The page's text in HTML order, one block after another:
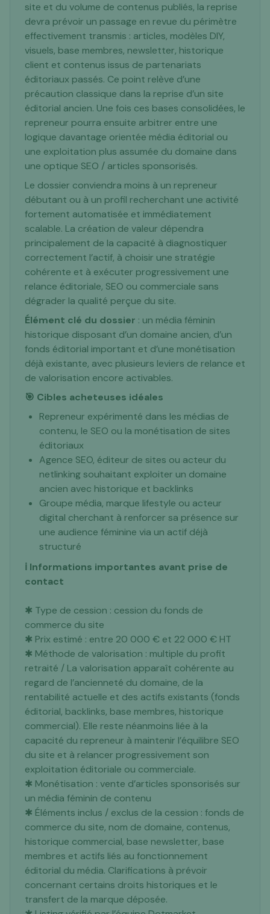
site et du volume de contenus publiés, la reprise
devra prévoir un passage en revue du périmètre
effectivement transmis : articles, modèles DIY,
visuels, base membres, newsletter, historique
client et contenus issus de partenariats
éditoriaux passés. Ce point relève d’une
précaution classique dans la reprise d’un site
éditorial ancien. Une fois ces bases consolidées, le
repreneur pourra ensuite arbitrer entre une
logique davantage orientée média éditorial ou
une exploitation plus assumée du domaine dans
une optique SEO / articles sponsorisés.
Le dossier conviendra moins à un repreneur
débutant ou à un profil recherchant une activité
fortement automatisée et immédiatement
scalable. La création de valeur dépendra
principalement de la capacité à diagnostiquer
correctement l’actif, à choisir une stratégie
cohérente et à exécuter progressivement une
relance éditoriale, SEO ou commerciale sans
dégrader la qualité perçue du site.
‍Élément clé du dossier : un média féminin
historique disposant d’un domaine ancien, d’un
fonds éditorial important et d’une monétisation
déjà existante, avec plusieurs leviers de relance et
de valorisation encore activables.
🎯 Cibles acheteuses idéales
Repreneur expérimenté dans les médias de
contenu, le SEO ou la monétisation de sites
éditoriaux
Agence SEO, éditeur de sites ou acteur du
netlinking souhaitant exploiter un domaine
ancien avec historique et backlinks
Groupe média, marque lifestyle ou acteur
digital cherchant à renforcer sa présence sur
une audience féminine via un actif déjà
structuré
ℹ️ Informations importantes avant prise de
contact
✱ Type de cession : cession du fonds de
commerce du site
✱ Prix estimé : entre 20 000 € et 22 000 € HT
✱ Méthode de valorisation : multiple du profit
retraité / La valorisation apparaît cohérente au
regard de l’ancienneté du domaine, de la
rentabilité actuelle et des actifs existants (fonds
éditorial, backlinks, base membres, historique
commercial). Elle reste néanmoins liée à la
capacité du repreneur à maintenir l’équilibre SEO
du site et à relancer progressivement son
exploitation éditoriale ou commerciale.
✱ Monétisation : vente d’articles sponsorisés sur
un média féminin de contenu
✱ Éléments inclus / exclus de la cession : fonds de
commerce du site, nom de domaine, contenus,
historique commercial, base newsletter, base
membres et actifs liés au fonctionnement
éditorial du média. Clarifications à prévoir
concernant certains droits historiques et le
transfert de la marque déposée.